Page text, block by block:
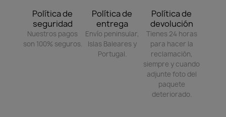
Política de
seguridad
Nuestros pagos
son 100% seguros.
Política de
entrega
Envío peninsular,
Islas Baleares y
Portugal.
Política de
devolución
Tienes 24 horas
para hacer la
reclamación,
siempre y cuando
adjunte foto del
paquete
deteriorado.